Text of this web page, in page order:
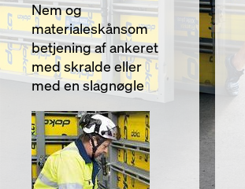
Nem og
materialeskånsom
betjening af ankeret
med skralde eller
med en slagnøgle